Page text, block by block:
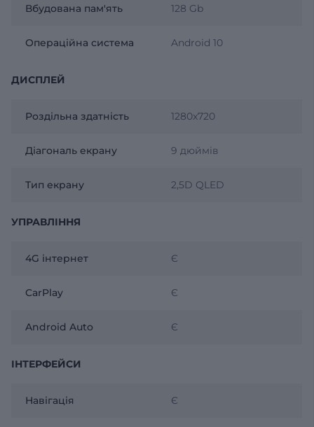
Вбудована пам'ять 128 Gb
Операційна система Android 10
ДИСПЛЕЙ
Роздільна здатність 1280x720
Діагональ екрану 9 дюймів
Тип екрану 2,5D QLED
УПРАВЛІННЯ
4G інтернет Є
CarPlay Є
Android Auto Є
ІНТЕРФЕЙСИ
Навігація Є